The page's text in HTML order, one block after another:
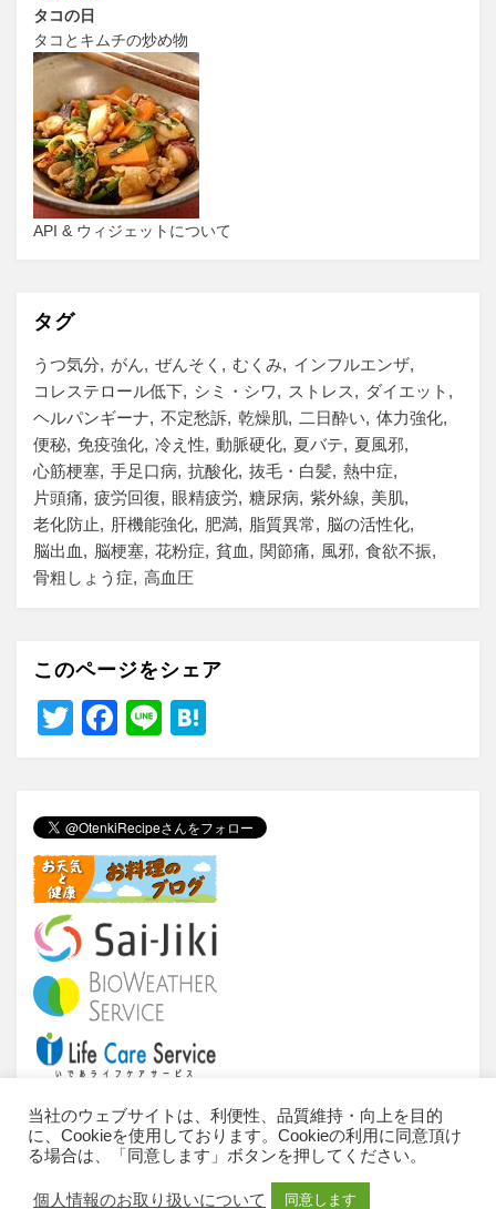
タコの日
タコとキムチの炒め物
API & ウィジェットについて
タグ
うつ気分 がん ぜんそく むくみ
インフルエンザ
コレステロール低下
シミ・シワ ストレス
ダイエット
ヘルパンギーナ
不定愁訴 乾燥肌 二日酔い
体力強化
便秘 免疫強化 冷え性 動脈硬化 夏バテ
夏風邪
心筋梗塞 手足口病 抗酸化 抜毛・白髪 熱中症
片頭痛
疲労回復 眼精疲労 糖尿病 紫外線
美肌
老化防止
肝機能強化 肥満 脂質異常
脳の活性化
脳出血
脳梗塞 花粉症 貧血 関節痛 風邪 食欲不振
骨粗しょう症
高血圧
このページをシェア
T
er
F
e
b
o
o
k
Li
n
a
当サイトについて ご利用条件
推奨環境
個人情報のお取扱いについて
お問い合わせ
当社のウェブサイトは、利便性、品質維持・向上を目的
に、Cookieを使用しております。Cookieの利用に同意頂け
る場合は、「同意します」ボタンを押してください。
個人情報のお取り扱いについて 同意します